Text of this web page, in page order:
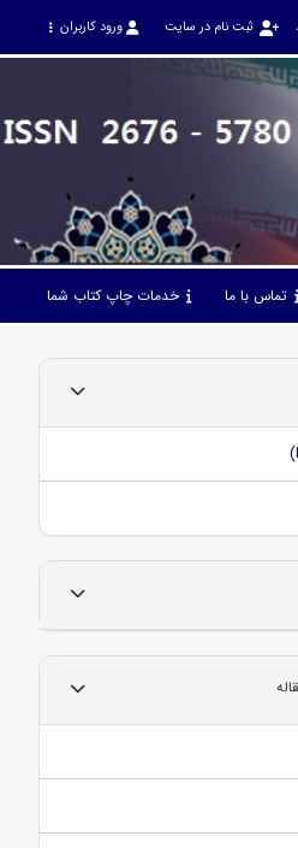
ثبت نام در سایت ورود کاربران
تماس با ما خدمات چاپ کتاب شما